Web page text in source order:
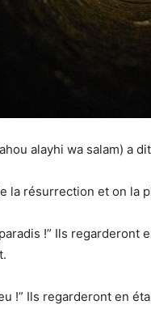
alayhi wa salam) a
la résurrection et on la
!” Ils
!” Ils regarderont en